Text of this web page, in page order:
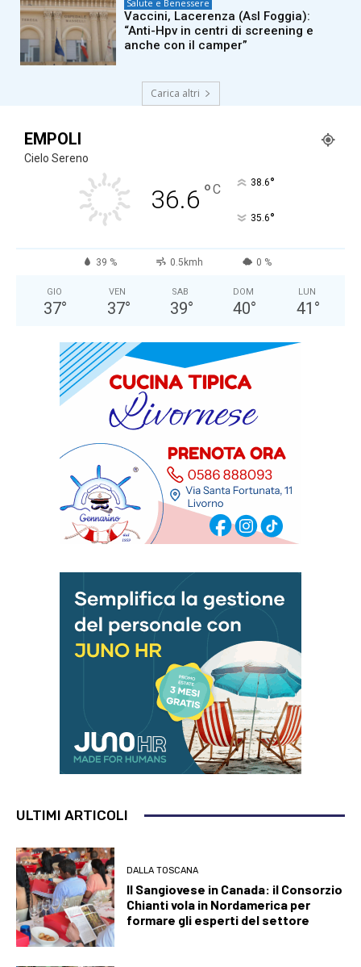
Salute e Benessere
Vaccini, Lacerenza (Asl Foggia):
“Anti-Hpv in centri di screening e
anche con il camper”
Carica altri
EMPOLI
Cielo Sereno
36.6 °C 38.6°
35.6°
39 % 0.5kmh 0 %
GIO
37°
VEN
37°
SAB
39°
DOM
40°
LUN
41 °
ULTIMI ARTICOLI
DALLA TOSCANA
Il Sangiovese in Canada: il Consorzio
Chianti vola in Nordamerica per
formare gli esperti del settore